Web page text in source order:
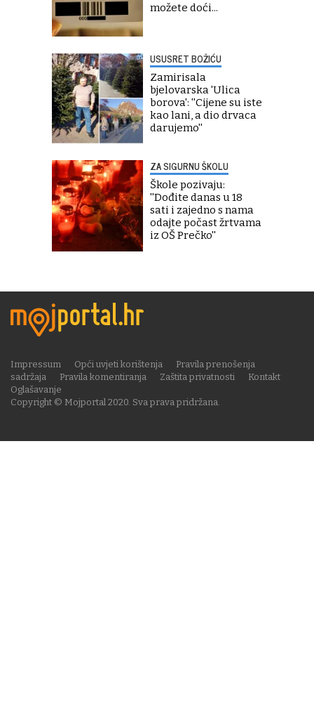
možete doći...
USUSRET BOŽIĆU
Zamirisala
bjelovarska 'Ulica
borova': ''Cijene su iste
kao lani, a dio drvaca
darujemo''
ZA SIGURNU ŠKOLU
Škole pozivaju:
''Dođite danas u 18
sati i zajedno s nama
odajte počast žrtvama
iz OŠ Prečko''
Copyright © Mojportal 2020. Sva prava pridržana.
Impressum Opći uvjeti korištenja
Pravila prenošenja
sadržaja
Pravila komentiranja Zaštita privatnosti
Kontakt
Oglašavanje